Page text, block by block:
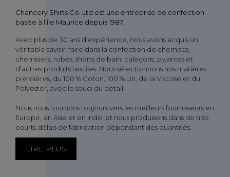
Chancery Shirts Co. Ltd est une entreprise de confection
basée à l’île Maurice depuis 1987.
Avec plus de 30 ans d’expérience, nous avons acquis un
véritable savoir-faire dans la confection de chemises,
chemisiers, robes, shorts de bain, caleçons, pyjamas et
d’autres produits textiles. Nous sélectionnons nos matières
premières, du 100 % Coton, 100 % Lin, de la Viscose et du
Polyester, avec le souci du détail.
Nous nous tournons toujours vers les meilleurs fournisseurs en
Europe, en Asie et en Inde, et nous produisons dans de très
courts délais de fabrication dépendant des quantités.
LIRE PLUS